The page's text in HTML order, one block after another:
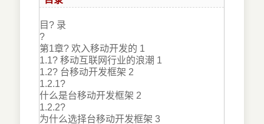
目? 录
?
第1章? 欢入移动开发的 1
1.1? 移动互联网行业的浪潮 1
1.2? 台移动开发框架 2
1.2.1?
什么是台移动开发框架 2
1.2.2?
为什么选择台移动开发框架 3